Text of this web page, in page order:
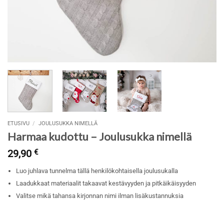
ETUSIVU / JOULUSUKKA NIMELLÄ
Harmaa kudottu – Joulusukka nimellä
29,90 €
Luo juhlava tunnelma tällä henkilökohtaisella joulusukalla
Laadukkaat materiaalit takaavat kestävyyden ja pitkäikäisyyden
Valitse mikä tahansa kirjonnan nimi ilman lisäkustannuksia